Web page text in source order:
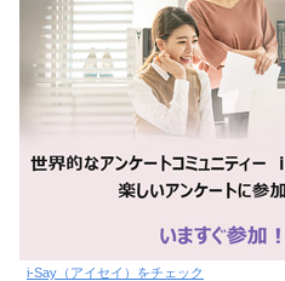
i-Say（アイセイ）をチェック